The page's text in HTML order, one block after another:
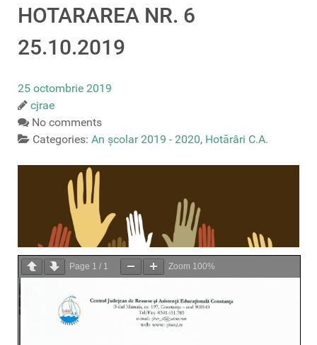
HOTARAREA NR. 6
25.10.2019
25 octombrie 2019
cjrae
No comments
Categories: An școlar 2019 - 2020, Hotărâri C.A.
Page 1 / 1 Zoom 100%